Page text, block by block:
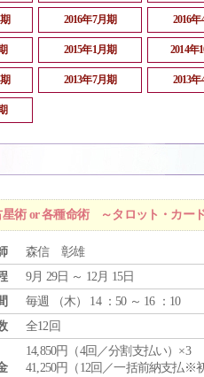
2016年7月期 2016
2015年1月期 2014年
2013年7月期 2013
術 or 各種命術 ～タロット・カー
森信 彰雄
9月 29日 ～ 12月 15日
毎週 （木） 14 ：50 ～ 16 ：10
全12回
14,850円（4回／分割支払い）×3
41,250円（12回／一括前納支払※